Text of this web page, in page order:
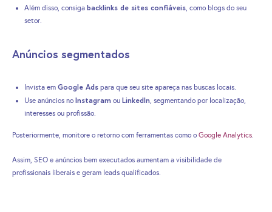
Além disso, consiga backlinks de sites confiáveis, como blogs do seu
setor.
Anúncios segmentados
Invista em Google Ads para que seu site apareça nas buscas locais.
Use anúncios no Instagram ou LinkedIn, segmentando por localização,
interesses ou profissão.
Posteriormente, monitore o retorno com ferramentas como o Google Analytics.
Assim, SEO e anúncios bem executados aumentam a visibilidade de
profissionais liberais e geram leads qualificados.